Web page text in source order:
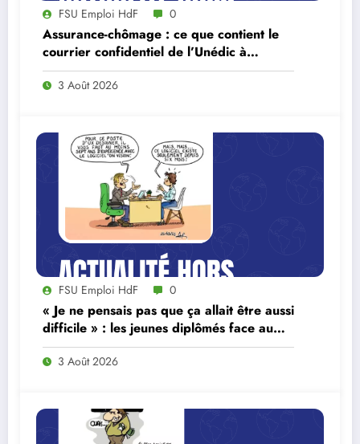
FSU Emploi HdF 0
Assurance-chômage : ce que contient le
courrier confidentiel de l’Unédic à
Lecornu
3 Août 2026
FSU Emploi HdF 0
« Je ne pensais pas que ça allait être aussi
difficile » : les jeunes diplômés face au
ralentissement du marché du travail
3 Août 2026